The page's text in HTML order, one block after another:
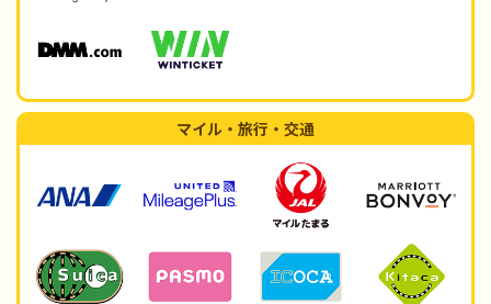
マイル・旅行・交通